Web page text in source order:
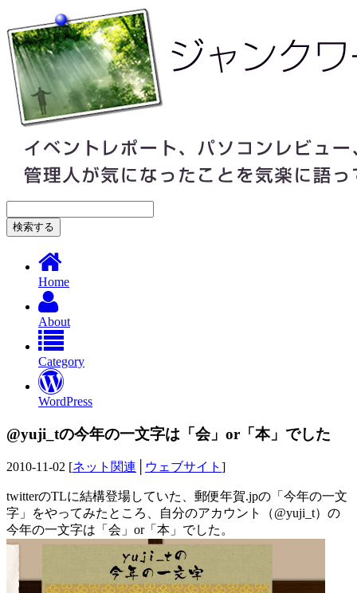
Home
About
Category
WordPress
@yuji_tの今年の一文字は「会」or「本」でした
2010-11-02 [ネット関連 ウェブサイト ]
twitterのTLに結構登場していた、郵便年賀.jpの「今年の一文
字」をやってみたところ、自分のアカウント（@yuji_t）の
今年の一文字は「会」or「本」でした。